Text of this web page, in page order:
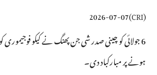
(
CRI
)
2026-07-07
6 جولائی کو چینی صدر شی جن پھنگ نے کیکو فوجیموری
ہونے پر مبارکباد دی۔